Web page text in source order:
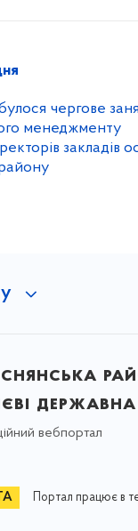
чергове
менеджменту
закладів
державна
вебпортал
Портал працює в